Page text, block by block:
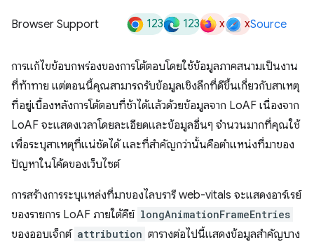
Browser Support 123 123 x xSource
การแก้ไขข้อบกพร่องของการโต้ตอบโดยใช้ข้อมูลภาคสนามเป็นงาน
ที่ท้าทาย แต่ตอนนี้คุณสามารถรับข้อมูลเชิงลึกที่ดีขึ้นเกี่ยวกับสาเหตุ
ที่อยู่เบื้องหลังการโต้ตอบที่ช้าได้แล้วด้วยข้อมูลจาก LoAF เนื่องจาก
LoAF จะแสดงเวลาโดยละเอียดและข้อมูลอื่นๆ จำนวนมากที่คุณใช้
เพื่อระบุสาเหตุที่แน่ชัดได้ และที่สำคัญกว่านั้นคือตำแหน่งที่มาของ
ปัญหาในโค้ดของเว็บไซต์
การสร้างการระบุแหล่งที่มาของไลบรารี web-vitals จะแสดงอาร์เรย์
ของรายการ LoAF ภายใต้คีย์ longAnimationFrameEntries
ของออบเจ็กต์ attribution ตารางต่อไปนี้แสดงข้อมูลสำคัญบาง